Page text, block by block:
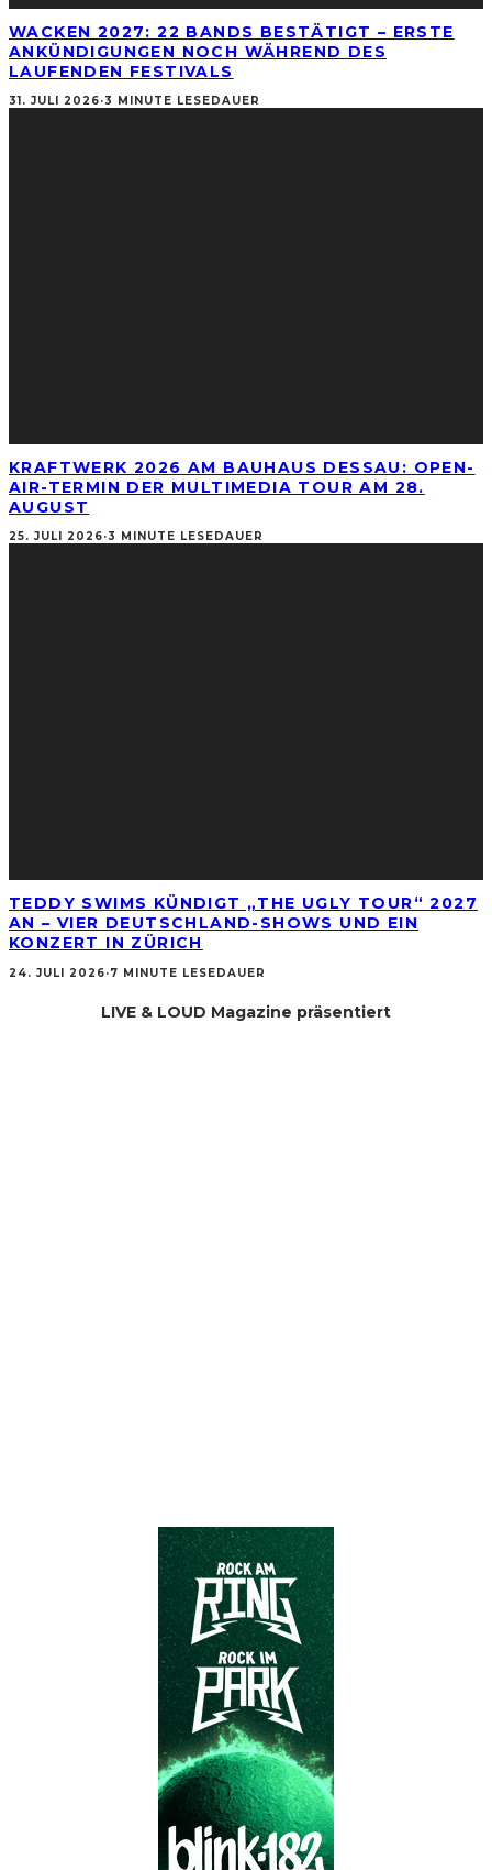
WACKEN 2027: 22 BANDS BESTÄTIGT – ERSTE
ANKÜNDIGUNGEN NOCH WÄHREND DES
LAUFENDEN FESTIVALS
31. JULI 2026·3 MINUTE LESEDAUER
KRAFTWERK 2026 AM BAUHAUS DESSAU: OPEN-
AIR-TERMIN DER MULTIMEDIA TOUR AM 28.
AUGUST
25. JULI 2026·3 MINUTE LESEDAUER
TEDDY SWIMS KÜNDIGT „THE UGLY TOUR“ 2027
AN – VIER DEUTSCHLAND-SHOWS UND EIN
KONZERT IN ZÜRICH
24. JULI 2026·7 MINUTE LESEDAUER
LIVE & LOUD Magazine präsentiert